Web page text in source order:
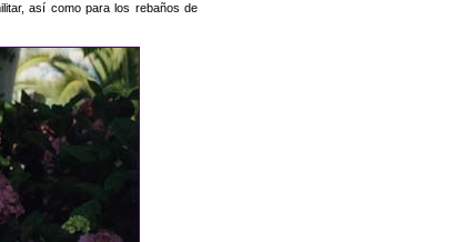
así como para los rebaños de